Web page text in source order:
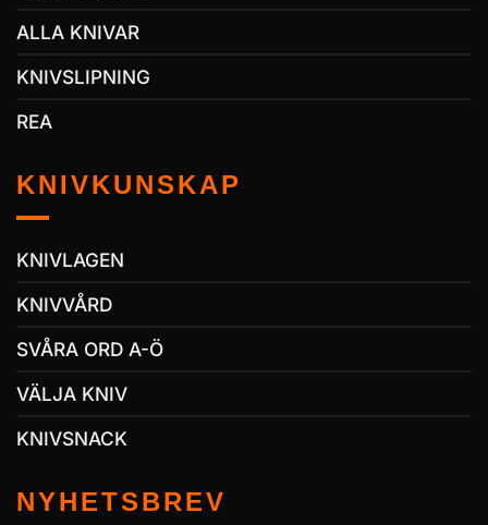
ALLA KNIVAR
KNIVSLIPNING
REA
KNIVKUNSKAP
KNIVLAGEN
KNIVVÅRD
SVÅRA ORD A-Ö
VÄLJA KNIV
KNIVSNACK
NYHETSBREV